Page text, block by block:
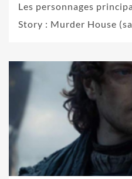
Les personnages
Story : Murder House